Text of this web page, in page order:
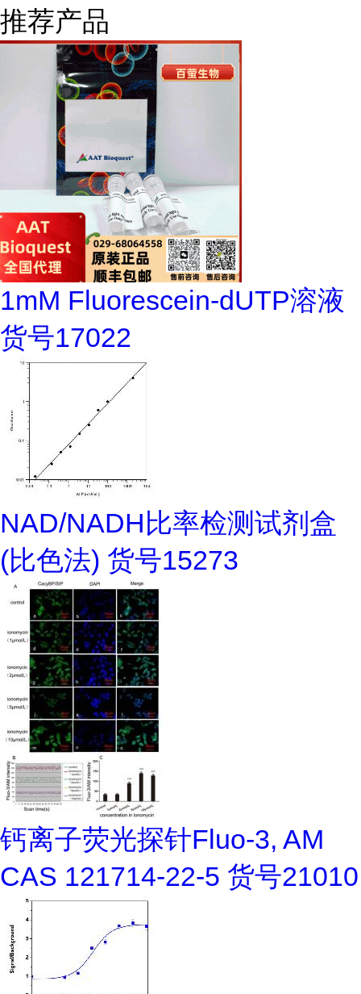
推荐产品
1mM Fluorescein-dUTP溶液
货号17022
NAD/NADH比率检测试剂盒
(比色法) 货号15273
钙离子荧光探针Fluo-3, AM
CAS 121714-22-5 货号21010